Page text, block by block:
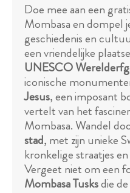
Doe mee aan een
Mombasa en dompel
geschiedenis en
een vriendelijke
UNESCO
iconische
Jesus, een imposant
vertelt van het
Mombasa. Wandel
stad, met zijn unieke
kronkelige straatjes
Vergeet niet om een
Mombasa Tusksdie